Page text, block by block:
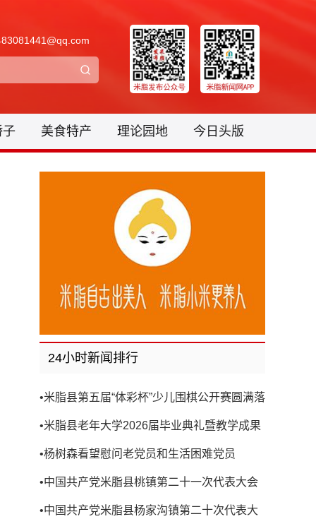
子 美食特产 理论园地 今日头版
24小时新闻排行
•米脂县第五届“体彩杯”少儿围棋公开赛圆满落
•米脂县老年大学2026届毕业典礼暨教学成果
•杨树森看望慰问老党员和生活困难党员
•中国共产党米脂县桃镇第二十一次代表大会
•中国共产党米脂县杨家沟镇第二十次代表大